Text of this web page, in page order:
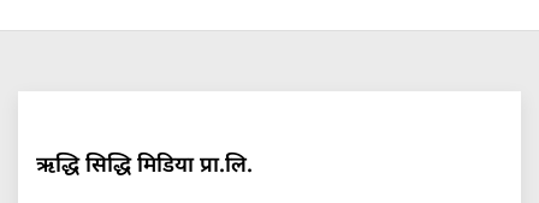
ऋद्धि सिद्धि मिडिया प्रा.लि.